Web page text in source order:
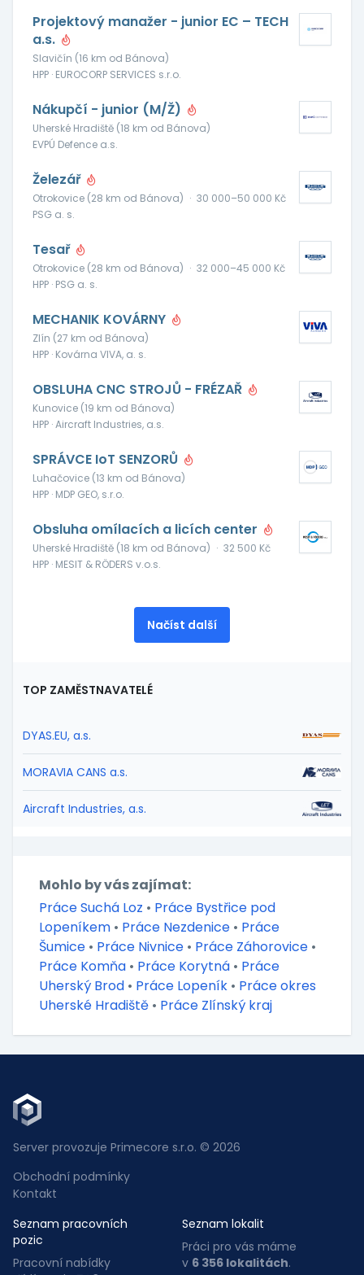
Projektový manažer - junior EC – TECH
a.s.
Slavičín (16 km od Bánova)
HPP · EUROCORP SERVICES s.r.o.
Nákupčí - junior (M/Ž)
Uherské Hradiště (18 km od Bánova)
EVPÚ Defence a.s.
Železář
Otrokovice (28 km od Bánova) · 30 000–50 000 Kč
PSG a. s.
Tesař
Otrokovice (28 km od Bánova) · 32 000–45 000 Kč
HPP · PSG a. s.
MECHANIK KOVÁRNY
Zlín (27 km od Bánova)
HPP · Kovárna VIVA, a. s.
OBSLUHA CNC STROJŮ - FRÉZAŘ
Kunovice (19 km od Bánova)
HPP · Aircraft Industries, a.s.
SPRÁVCE IoT SENZORŮ
Luhačovice (13 km od Bánova)
HPP · MDP GEO, s.r.o.
Obsluha omílacích a licích center
Uherské Hradiště (18 km od Bánova) · 32 500 Kč
HPP · MESIT & RÖDERS v.o.s.
Načíst další
TOP ZAMĚSTNAVATELÉ
DYAS.EU, a.s.
MORAVIA CANS a.s.
Aircraft Industries, a.s.
Mohlo by vás zajímat:
Práce Suchá Loz • Práce Bystřice pod
Lopeníkem • Práce Nezdenice • Práce
Šumice • Práce Nivnice • Práce Záhorovice •
Práce Komňa • Práce Korytná • Práce
Uherský Brod • Práce Lopeník • Práce okres
Uherské Hradiště • Práce Zlínský kraj
Server provozuje Primecore s.r.o. © 2026
Obchodní podmínky
Kontakt
Seznam pracovních
pozic
Pracovní nabídky
Seznam lokalit
Práci pro vás máme
v 6 356 lokalitách.